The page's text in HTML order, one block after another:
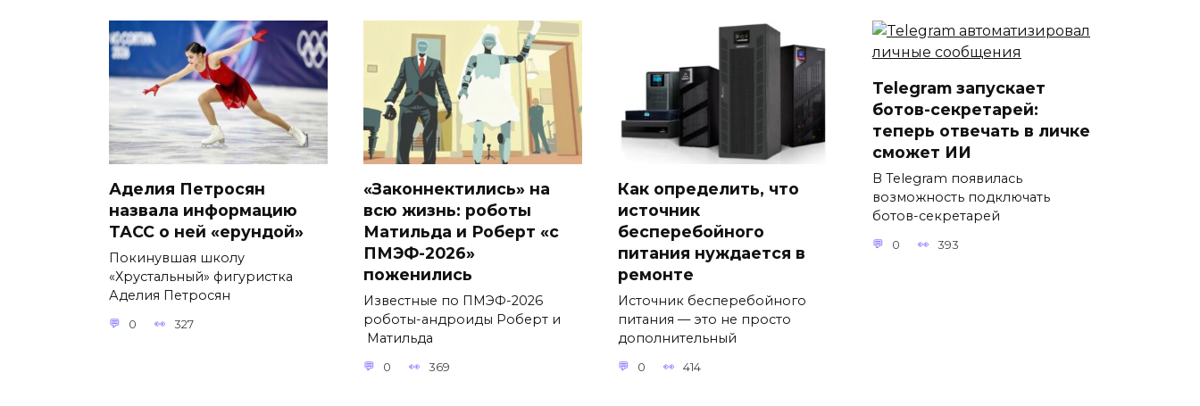
Аделия Петросян
назвала информацию
ТАСС о ней «ерундой»
Покинувшая школу
«Хрустальный» фигуристка
Аделия Петросян
0 327
«Законнектились» на
всю жизнь: роботы
Матильда и Роберт «с
ПМЭФ-2026»
поженились
Известные по ПМЭФ-2026
роботы-андроиды Роберт и
Матильда
0 369
Как определить, что
источник
бесперебойного
питания нуждается в
ремонте
Источник бесперебойного
питания — это не просто
дополнительный
0 414
Telegram запускает
ботов-секретарей:
теперь отвечать в личке
сможет ИИ
В Telegram появилась
возможность подключать
ботов-секретарей
0 393